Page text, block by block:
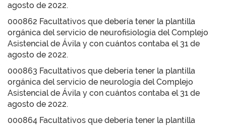
agosto de 2022.
000862 Facultativos que debería tener la plantilla
orgánica del servicio de neurofisiología del Complejo
Asistencial de Ávila y con cuántos contaba el 31 de
agosto de 2022.
000863 Facultativos que debería tener la plantilla
orgánica del servicio de neurología del Complejo
Asistencial de Ávila y con cuántos contaba el 31 de
agosto de 2022.
000864 Facultativos que debería tener la plantilla